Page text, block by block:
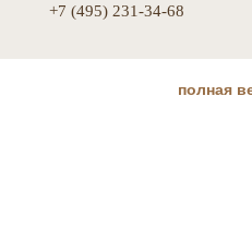
+7 (495) 231-34-68
полная